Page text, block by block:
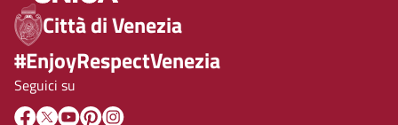
Città di Venezia
#EnjoyRespectVenezia
Seguici su